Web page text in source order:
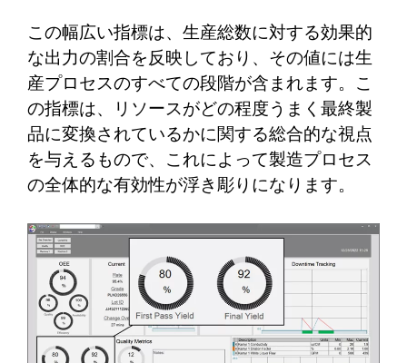
この幅広い指標は、生産総数に対する効果的
な出力の割合を反映しており、その値には生
産プロセスのすべての段階が含まれます。こ
の指標は、リソースがどの程度うまく最終製
品に変換されているかに関する総合的な視点
を与えるもので、これによって製造プロセス
の全体的な有効性が浮き彫りになります。